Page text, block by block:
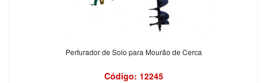
Perfurador de Solo para Mourão de Cerca
Código: 12245